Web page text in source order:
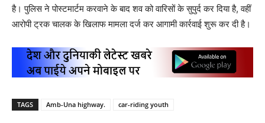
है। पुलिस ने पोस्टमार्टम करवाने के बाद शव को वारिसों के सुपुर्द कर दिया है, वहीं
आरोपी ट्रक चालक के खिलाफ मामला दर्ज कर आगामी कार्रवाई शुरू कर दी है।
TAGS Amb-Una highway. car-riding youth